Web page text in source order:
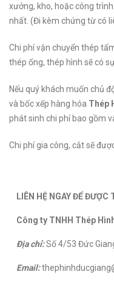
xưởng, kho, hoặc công
nhất. (Đi kèm chứng từ có
Chi phí vận chuyển thép
thép ống, thép hình sẽ có
Nếu quý khách muốn chủ
và bốc xếp hàng hóa Thép
phát sinh chi phí bao gồm
Chi phí gia công, cắt sẽ
LIÊN HỆ NGAY ĐỂ
Công ty TNHH Thép
Địa chỉ:Số 4/53 Đức
Email: